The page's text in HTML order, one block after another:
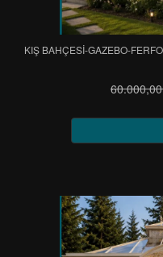
KIŞ BAHÇESİ-GAZEBO-